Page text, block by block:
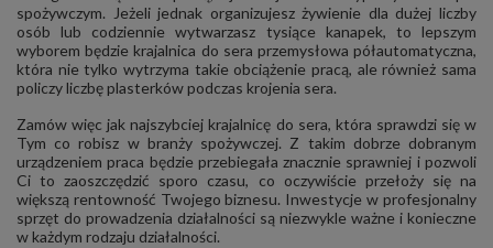
spożywczym. Jeżeli jednak organizujesz żywienie dla dużej liczby
osób lub codziennie wytwarzasz tysiące kanapek, to lepszym
wyborem będzie krajalnica do sera przemysłowa półautomatyczna,
która nie tylko wytrzyma takie obciążenie pracą, ale również sama
policzy liczbę plasterków podczas krojenia sera.
Zamów więc jak najszybciej krajalnicę do sera, która sprawdzi się w
Tym co robisz w branży spożywczej. Z takim dobrze dobranym
urządzeniem praca będzie przebiegała znacznie sprawniej i pozwoli
Ci to zaoszczędzić sporo czasu, co oczywiście przełoży się na
większą rentowność Twojego biznesu. Inwestycje w profesjonalny
sprzęt do prowadzenia działalności są niezwykle ważne i konieczne
w każdym rodzaju działalności.